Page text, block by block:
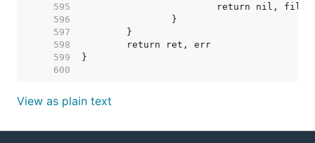
   595
   596
   597
   598
   599
   600
View as plain text